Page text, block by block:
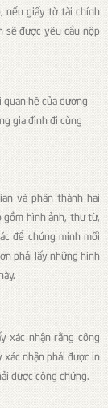
nếu giấy tờ tài chính
sẽ được yêu cầu nộp
hệ của đương
gia đình đi cùng
và phân thành hai
hình ảnh, thư từ,
để chứng minh mối
phải lấy những hình
xác nhận rằng công
nhận phải được in
được công chứng.